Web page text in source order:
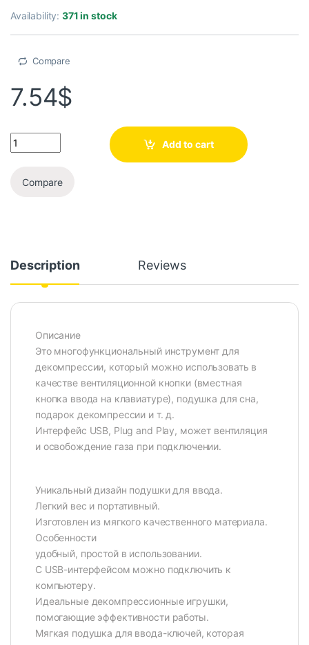
Availability:371 in stock
Compare
7.54$
Add to cart
Compare
Description Reviews
Описание
Это многофункциональный инструмент для
декомпрессии, который можно использовать в
качестве вентиляционной кнопки (вместная
кнопка ввода на клавиатуре), подушка для сна,
подарок декомпрессии и т. д.
Интерфейс USB, Plug and Play, может вентиляция
и освобождение газа при подключении.
Уникальный дизайн подушки для ввода.
Легкий вес и портативный.
Изготовлен из мягкого качественного материала.
Особенности
удобный, простой в использовании.
С USB-интерфейсом можно подключить к
компьютеру.
Идеальные декомпрессионные игрушки,
помогающие эффективности работы.
Мягкая подушка для ввода-ключей, которая